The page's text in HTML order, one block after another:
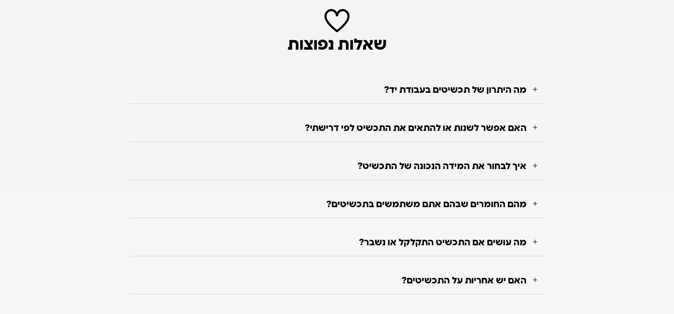
שאלות נפוצות
מה היתרון של תכשיטים בעבודת יד?
האם אפשר לשנות או להתאים את התכשיט לפי דרישתי?
איך לבחור את המידה הנכונה של התכשיט?
מהם החומרים שבהם אתם משתמשים בתכשיטים?
מה עושים אם התכשיט התקלקל או נשבר?
האם יש אחריות על התכשיטים?